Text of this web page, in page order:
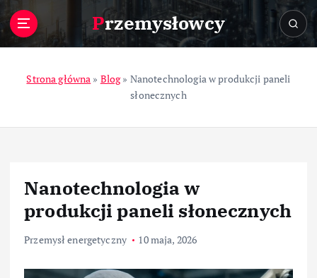
Przemysłowcy
Strona główna » Blog» Nanotechnologia w produkcji paneli
słonecznych
Nanotechnologia w
produkcji paneli słonecznych
Przemysł energetyczny 10 maja, 2026